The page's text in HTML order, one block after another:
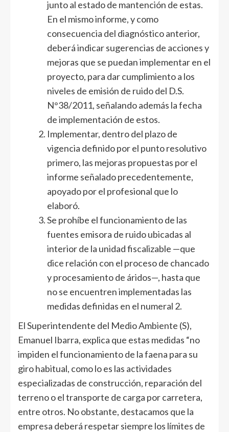
junto al estado de mantención de estas.
En el mismo informe, y como
consecuencia del diagnóstico anterior,
deberá indicar sugerencias de acciones y
mejoras que se puedan implementar en el
proyecto, para dar cumplimiento a los
niveles de emisión de ruido del D.S.
N°38/2011, señalando además la fecha
de implementación de estos.
Implementar, dentro del plazo de
vigencia definido por el punto resolutivo
primero, las mejoras propuestas por el
informe señalado precedentemente,
apoyado por el profesional que lo
elaboró.
Se prohíbe el funcionamiento de las
fuentes emisora de ruido ubicadas al
interior de la unidad fiscalizable —que
dice relación con el proceso de chancado
y procesamiento de áridos—, hasta que
no se encuentren implementadas las
medidas definidas en el numeral 2.
El Superintendente del Medio Ambiente (S),
Emanuel Ibarra, explica que estas medidas “no
impiden el funcionamiento de la faena para su
giro habitual, como lo es las actividades
especializadas de construcción, reparación del
terreno o el transporte de carga por carretera,
entre otros. No obstante, destacamos que la
empresa deberá respetar siempre los límites de